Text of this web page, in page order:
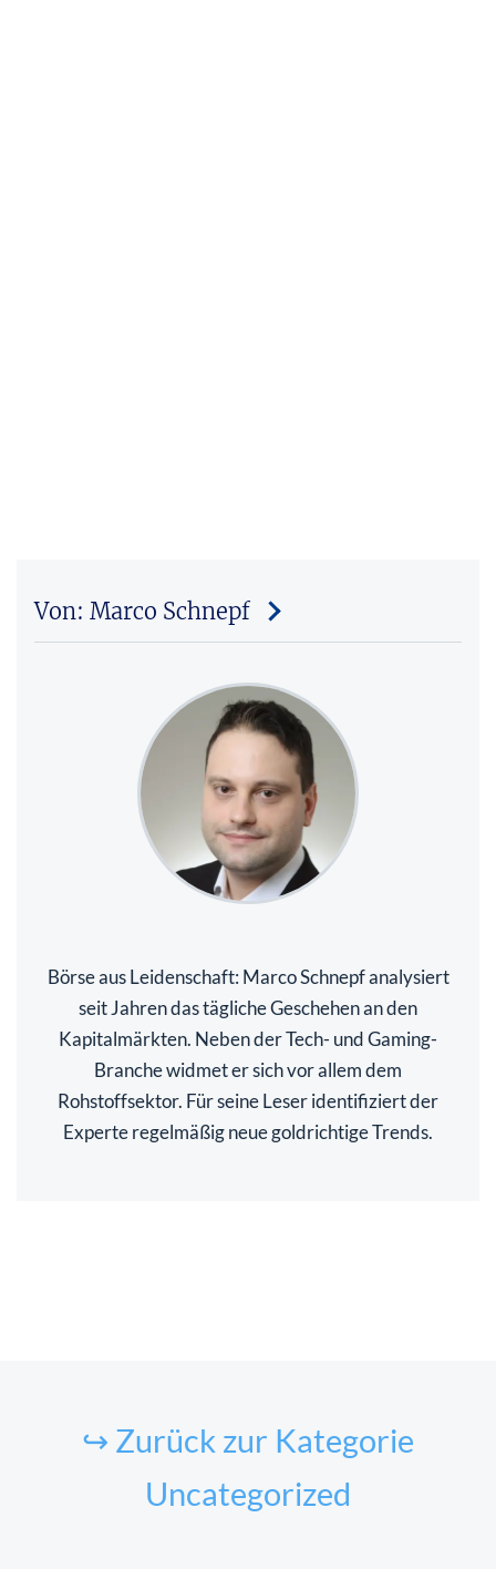
Von: Marco Schnepf
Börse aus Leidenschaft: Marco Schnepf analysiert
seit Jahren das tägliche Geschehen an den
Kapitalmärkten. Neben der Tech- und Gaming-
Branche widmet er sich vor allem dem
Rohstoffsektor. Für seine Leser identifiziert der
Experte regelmäßig neue goldrichtige Trends.
↪ Zurück zur Kategorie
Uncategorized